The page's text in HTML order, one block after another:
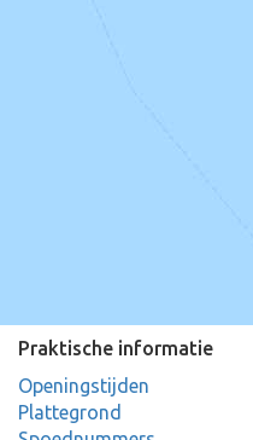
Praktische informatie
Openingstijden
Plattegrond